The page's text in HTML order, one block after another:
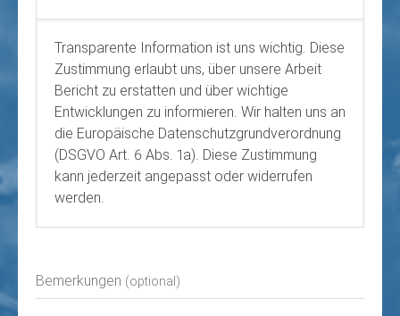
Transparente Information ist uns wichtig. Diese
Zustimmung erlaubt uns, über unsere Arbeit
Bericht zu erstatten und über wichtige
Entwicklungen zu informieren. Wir halten uns an
die Europäische Datenschutzgrundverordnung
(DSGVO Art. 6 Abs. 1a). Diese Zustimmung
kann jederzeit angepasst oder widerrufen
werden.
Bemerkungen (optional)